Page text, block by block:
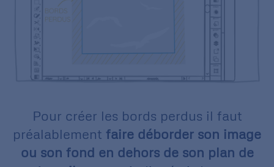
Pour créer les bords perdus il faut
préalablement faire déborder son image
ou son fond en dehors de son plan de